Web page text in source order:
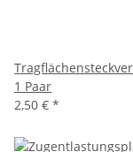
1 Paar
2,50 € *